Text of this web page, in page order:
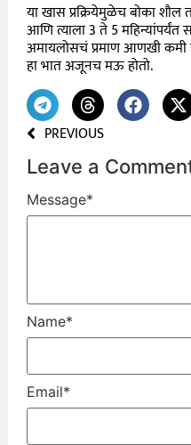
या खास प्रक्रियेमुळेच बोका
आणि त्याला 3 ते 5
अमायलोसचं प्रमाण आणखी कमी
हा भात अजूनच मऊ होतो.
PREVIOUS
Leave a
Message*
Name*
Email*